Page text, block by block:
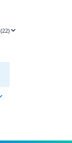
(22)